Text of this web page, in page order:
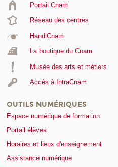
Portail Cnam
Réseau des centres
HandiCnam
La boutique du Cnam
Musée des arts et métiers
Accès à IntraCnam
OUTILS NUMÉRIQUES
Espace numérique de formation
Portail élèves
Horaires et lieux d'enseignement
Assistance numérique